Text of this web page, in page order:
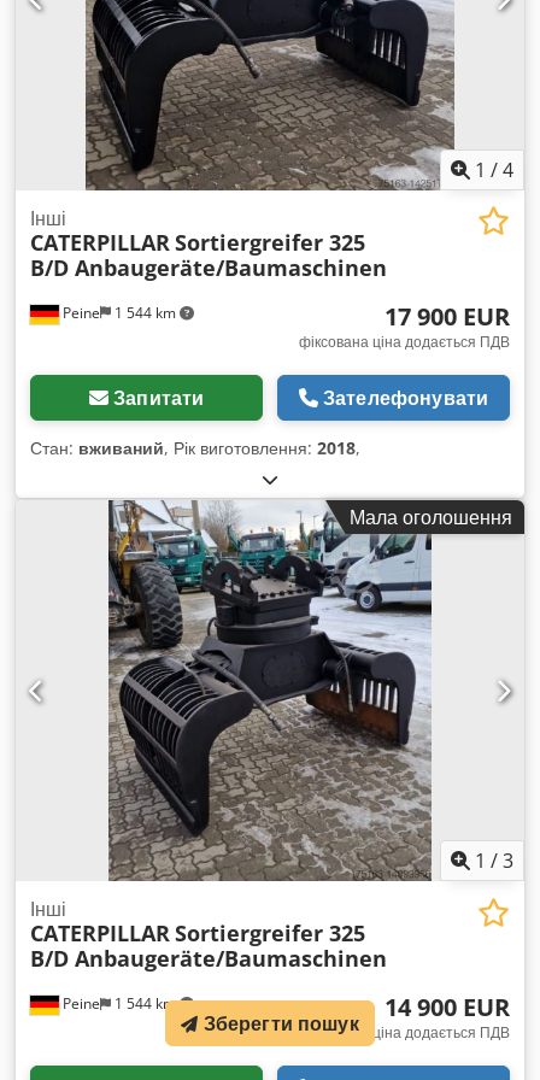
1 /4
Peine 1 544 km
Інші
CATERPILLARSortiergreifer 325
B/D Anbaugeräte/Baumaschinen
17 900 EUR
фіксована ціна додається ПДВ
Запитати Зателефонувати
Стан: вживаний, Рік виготовлення: 2018,
Мала оголошення
1 /3
Peine 1 544 km
Інші
CATERPILLARSortiergreifer 325
B/D Anbaugeräte/Baumaschinen
14 900 EUR
фіксована ціна додається ПДВ
Зберегти пошук